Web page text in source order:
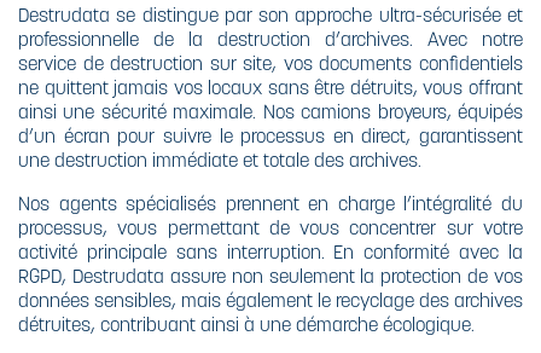
Destrudata se distingue par son approche ultra-sécurisée et
professionnelle de la destruction d’archives. Avec notre
service de destruction sur site, vos documents confidentiels
ne quittent jamais vos locaux sans être détruits, vous offrant
ainsi une sécurité maximale. Nos camions broyeurs, équipés
d’un écran pour suivre le processus en direct, garantissent
une destruction immédiate et totale des archives.
Nos agents spécialisés prennent en charge l’intégralité du
processus, vous permettant de vous concentrer sur votre
activité principale sans interruption. En conformité avec la
RGPD, Destrudata assure non seulement la protection de vos
données sensibles, mais également le recyclage des archives
détruites, contribuant ainsi à une démarche écologique.